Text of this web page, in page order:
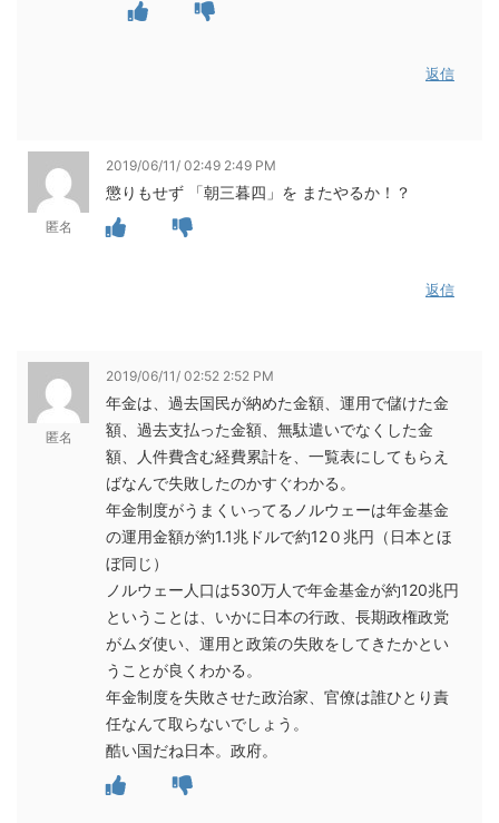
返信
匿名
2019/06/11/ 02:49 2:49 PM
懲りもせず 「朝三暮四」を またやるか！？
返信
匿名
2019/06/11/ 02:52 2:52 PM
年金は、過去国民が納めた金額、運用で儲けた金
額、過去支払った金額、無駄遣いでなくした金
額、人件費含む経費累計を、一覧表にしてもらえ
ばなんで失敗したのかすぐわかる。
年金制度がうまくいってるノルウェーは年金基金
の運用金額が約1.1兆ドルで約12０兆円（日本とほ
ぼ同じ）
ノルウェー人口は530万人で年金基金が約120兆円
ということは、いかに日本の行政、長期政権政党
がムダ使い、運用と政策の失敗をしてきたかとい
うことが良くわかる。
年金制度を失敗させた政治家、官僚は誰ひとり責
任なんて取らないでしょう。
酷い国だね日本。政府。